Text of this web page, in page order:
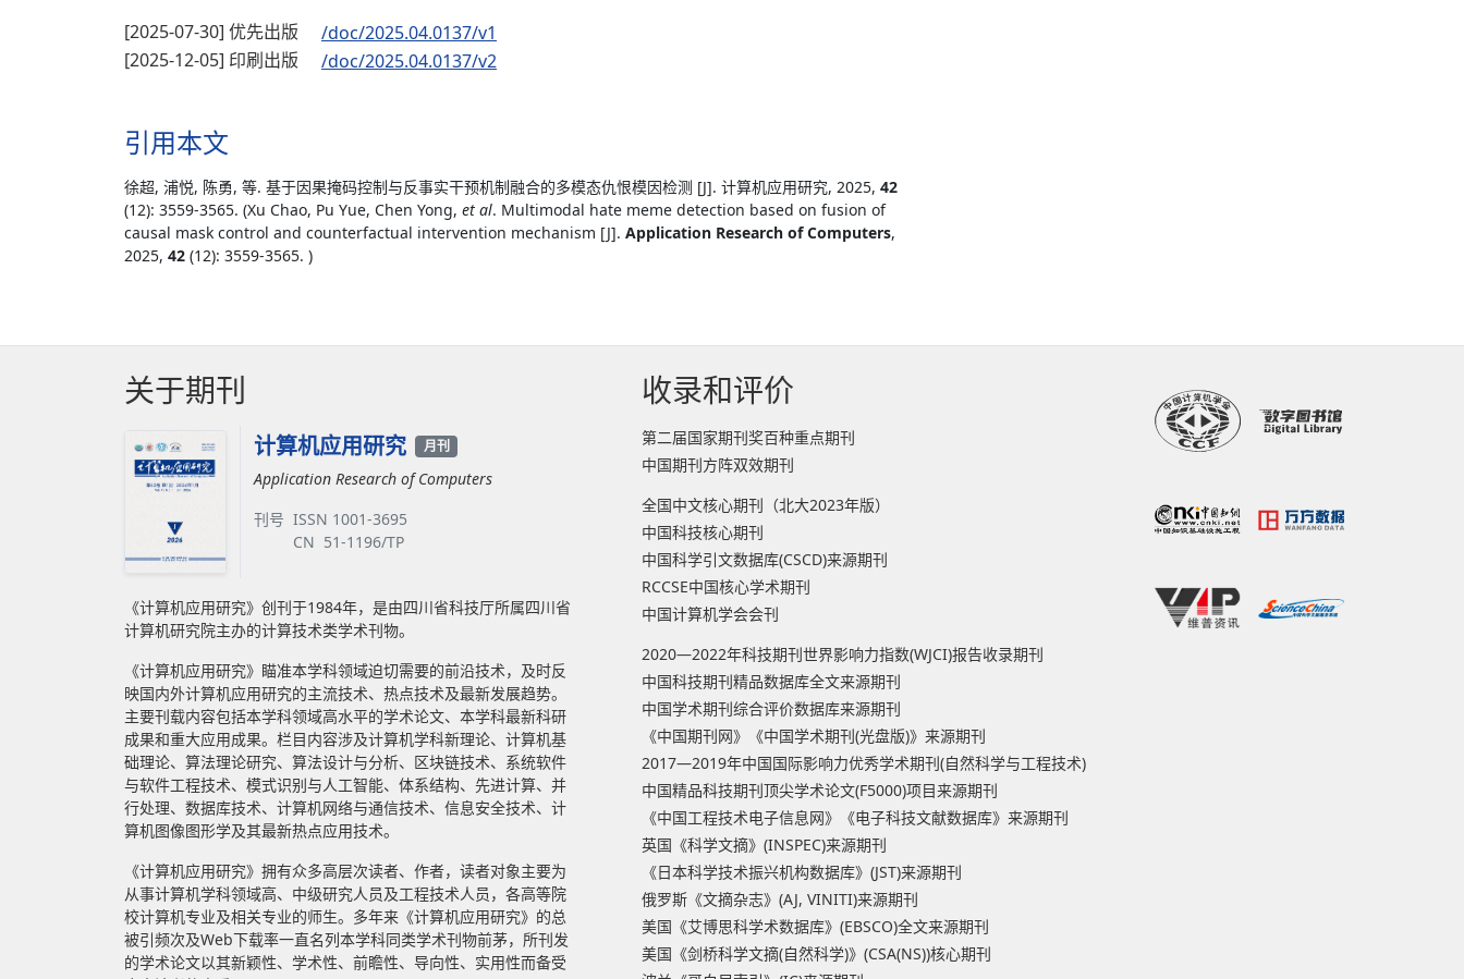
[2025-07-30] 优先出版
/doc/2025.04.0137/v1
[2025-12-05] 印刷出版
/doc/2025.04.0137/v2
引用本文
徐超, 浦悦, 陈勇, 等. 基于因果掩码控制与反事实干预机制融合的多模态仇恨模因检测 [J]. 计算机应用研究, 2025, 42
(12): 3559-3565. (Xu Chao, Pu Yue, Chen Yong, et al. Multimodal hate meme detection based on fusion of
causal mask control and counterfactual intervention mechanism [J]. Application Research of Computers,
2025, 42 (12): 3559-3565. )
关于期刊
计算机应用研究 月刊
Application Research of Computers
刊号 ISSN 1001-3695
CN 51-1196/TP
《计算机应用研究》创刊于1984年，是由四川省科技厅所属四川省
计算机研究院主办的计算技术类学术刊物。
《计算机应用研究》瞄准本学科领域迫切需要的前沿技术，及时反
映国内外计算机应用研究的主流技术、热点技术及最新发展趋势。
主要刊载内容包括本学科领域高水平的学术论文、本学科最新科研
成果和重大应用成果。栏目内容涉及计算机学科新理论、计算机基
础理论、算法理论研究、算法设计与分析、区块链技术、系统软件
与软件工程技术、模式识别与人工智能、体系结构、先进计算、并
行处理、数据库技术、计算机网络与通信技术、信息安全技术、计
算机图像图形学及其最新热点应用技术。
《计算机应用研究》拥有众多高层次读者、作者，读者对象主要为
从事计算机学科领域高、中级研究人员及工程技术人员，各高等院
校计算机专业及相关专业的师生。多年来《计算机应用研究》的总
被引频次及Web下载率一直名列本学科同类学术刊物前茅，所刊发
的学术论文以其新颖性、学术性、前瞻性、导向性、实用性而备受
收录和评价
第二届国家期刊奖百种重点期刊
中国期刊方阵双效期刊
全国中文核心期刊（北大2023年版）
中国科技核心期刊
中国科学引文数据库(CSCD)来源期刊
RCCSE中国核心学术期刊
中国计算机学会会刊
2020—2022年科技期刊世界影响力指数(WJCI)报告收录期刊
中国科技期刊精品数据库全文来源期刊
中国学术期刊综合评价数据库来源期刊
《中国期刊网》《中国学术期刊(光盘版)》来源期刊
2017—2019年中国国际影响力优秀学术期刊(自然科学与工程技术)
中国精品科技期刊顶尖学术论文(F5000)项目来源期刊
《中国工程技术电子信息网》《电子科技文献数据库》来源期刊
英国《科学文摘》(INSPEC)来源期刊
《日本科学技术振兴机构数据库》(JST)来源期刊
俄罗斯《文摘杂志》(AJ, VINITI)来源期刊
美国《艾博思科学术数据库》(EBSCO)全文来源期刊
美国《剑桥科学文摘(自然科学)》(CSA(NS))核心期刊